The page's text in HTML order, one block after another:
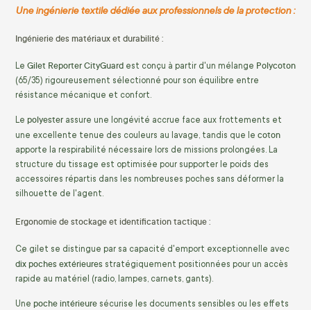
Une ingénierie textile dédiée aux professionnels de la protection :
Ingénierie des matériaux et durabilité :
Le Gilet Reporter CityGuard est conçu à partir d'un mélange Polycoton
(65/35) rigoureusement sélectionné pour son équilibre entre
résistance mécanique et confort.
Le polyester assure une longévité accrue face aux frottements et
une excellente tenue des couleurs au lavage, tandis que le coton
apporte la respirabilité nécessaire lors de missions prolongées. La
structure du tissage est optimisée pour supporter le poids des
accessoires répartis dans les nombreuses poches sans déformer la
silhouette de l'agent.
Ergonomie de stockage et identification tactique :
Ce gilet se distingue par sa capacité d'emport exceptionnelle avec
dix poches extérieures stratégiquement positionnées pour un accès
rapide au matériel (radio, lampes, carnets, gants).
Une poche intérieure sécurise les documents sensibles ou les effets